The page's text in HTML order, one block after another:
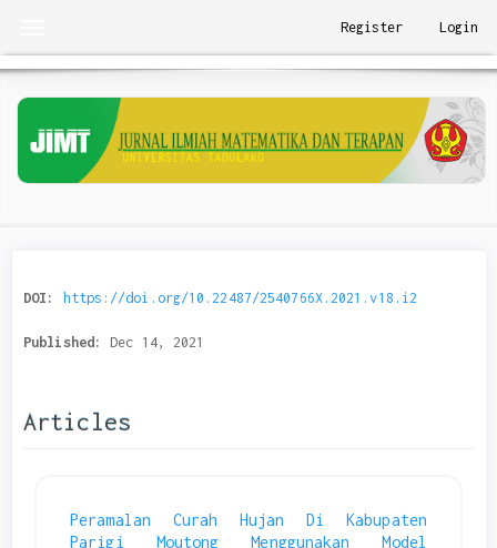
to
page
content
Main
Navigation
Register Login
DOI: https://doi.org/10.22487/2540766X.2021.v18.i2
Published: Dec 14, 2021
Articles
Peramalan Curah Hujan Di Kabupaten
Parigi Moutong Menggunakan Model